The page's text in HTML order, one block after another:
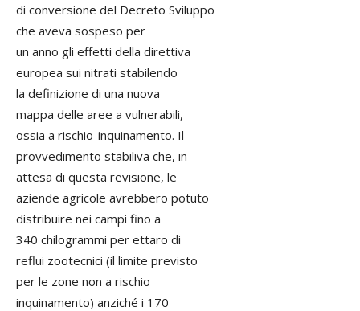
di conversione del Decreto Sviluppo
che aveva sospeso per
un anno gli effetti della direttiva
europea sui nitrati stabilendo
la definizione di una nuova
mappa delle aree a vulnerabili,
ossia a rischio-inquinamento. Il
provvedimento stabiliva che, in
attesa di questa revisione, le
aziende agricole avrebbero potuto
distribuire nei campi fino a
340 chilogrammi per ettaro di
reflui zootecnici (il limite previsto
per le zone non a rischio
inquinamento) anziché i 170